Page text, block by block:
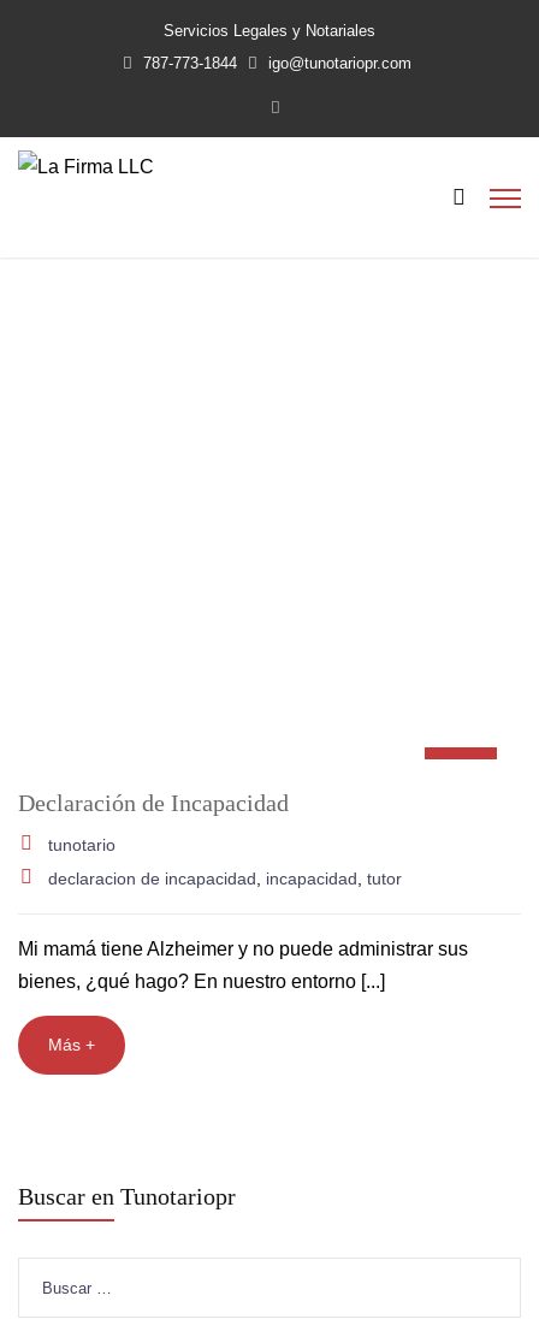
Servicios Legales y Notariales
787-773-1844
igo@tunotariopr.com
Declaración de Incapacidad
tunotario
declaracion de incapacidad
incapacidad tutor
Mi mamá tiene Alzheimer y no puede administrar sus
bienes, ¿qué hago? En nuestro entorno [...]
Más +
Buscar en Tunotariopr